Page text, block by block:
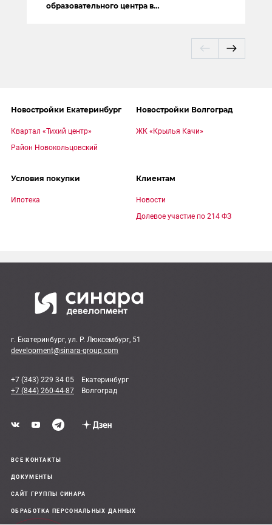
образовательного центра в
Новостройки Екатеринбург
Квартал «Тихий центр»
Район Новокольцовский
Новостройки Волгоград
ЖК «Крылья Качи»
Условия покупки
Ипотека
Клиентам
Новости
Долевое участие по 214 ФЗ
г. Екатеринбург, ул. Р. Люксембург, 51
development@sinara-group.com
+7 (343) 229 34 05 Екатеринбург
+7 (844) 260-44-87 Волгоград
ВСЕ КОНТАКТЫ
ДОКУМЕНТЫ
САЙТ ГРУППЫ СИНАРА
ОБРАБОТКА ПЕРСОНАЛЬНЫХ ДАННЫХ